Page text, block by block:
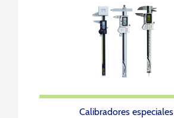
Calibradores especiales